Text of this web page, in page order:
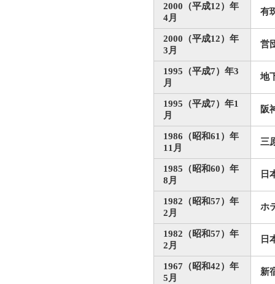
2000（平成12）年
4月
有
2000（平成12）年
3月
営
1995（平成7）年3
月
地
1995（平成7）年1
月
阪
1986（昭和61）年
11月
三
1985（昭和60）年
8月
日
1982（昭和57）年
2月
ホ
1982（昭和57）年
2月
日
1967（昭和42）年
5月
新